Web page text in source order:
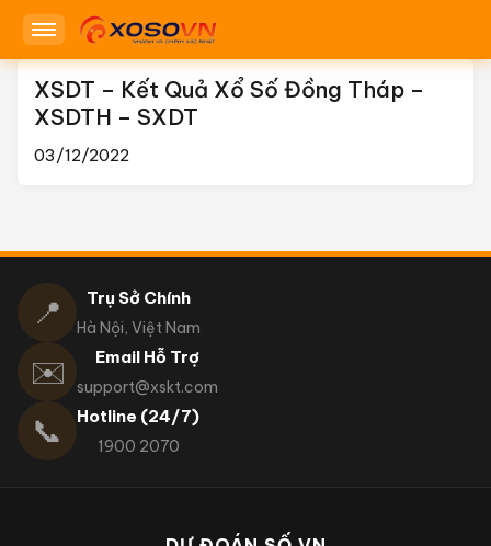
XSDT – Kết Quả Xổ Số Đồng Tháp –
XSDTH – SXDT
03/12/2022
📍 Trụ Sở Chính
Hà Nội, Việt Nam
✉️ Email Hỗ Trợ
support@xskt.com
📞 Hotline (24/7)
1900 2070